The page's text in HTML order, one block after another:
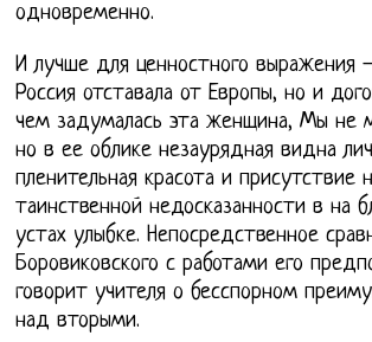
одновременно.
И лучше для ценностного выражения
Россия отставала от Европы, но и
чем задумалась эта женщина, Мы не
но в ее облике незаурядная видна
пленительная красота и присутствие
таинственной недосказанности в на
устах улыбке. Непосредственное
Боровиковского с работами его
говорит учителя о бесспорном
над вторыми.